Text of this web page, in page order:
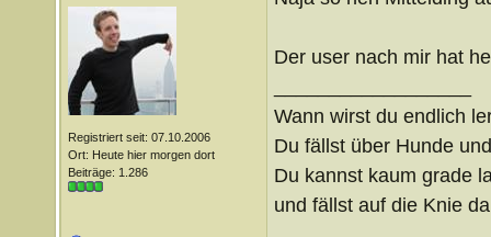
Registriert seit: 07.10.2006
Ort: Heute hier morgen dort
Beiträge: 1.286
Der user nach mir hat
Wann wirst du endlich
Du fällst über Hunde
Du kannst kaum grade
und fällst auf die Knie